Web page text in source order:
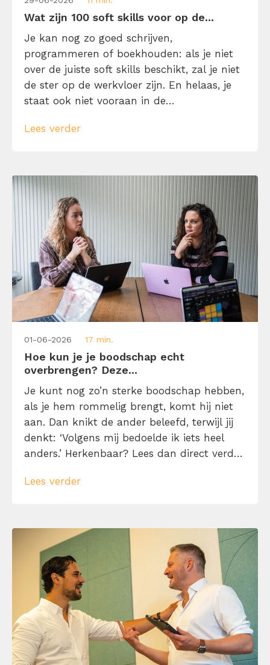
Wat zijn 100 soft skills voor op de...
Je kan nog zo goed schrijven,
programmeren of boekhouden: als je niet
over de juiste soft skills beschikt, zal je niet
de ster op de werkvloer zijn. En helaas, je
staat ook niet vooraan in de
onderwerp te duiken. Want eh… wat zijn
Lees verder
01-06-2026 17 min.
Hoe kun je je boodschap echt
overbrengen? Deze...
Je kunt nog zo’n sterke boodschap hebben,
als je hem rommelig brengt, komt hij niet
aan. Dan knikt de ander beleefd, terwijl jij
denkt: ‘Volgens mij bedoelde ik iets heel
anders.’ Herkenbaar? Lees dan direct verder
overbrengt met 10 gesprekstechnieken,
Lees verder